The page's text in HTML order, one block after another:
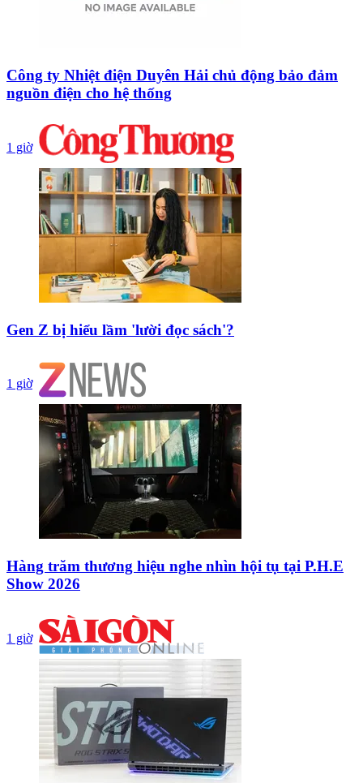
Công ty Nhiệt điện Duyên Hải chủ động bảo đảm
nguồn điện cho hệ thống
1 giờ
Gen Z bị hiểu lầm 'lười đọc sách'?
1 giờ
Hàng trăm thương hiệu nghe nhìn hội tụ tại P.H.E
Show 2026
1 giờ